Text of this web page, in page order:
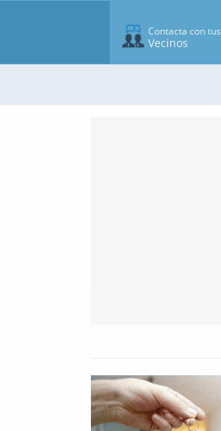
Contacta con tus
Vecinos